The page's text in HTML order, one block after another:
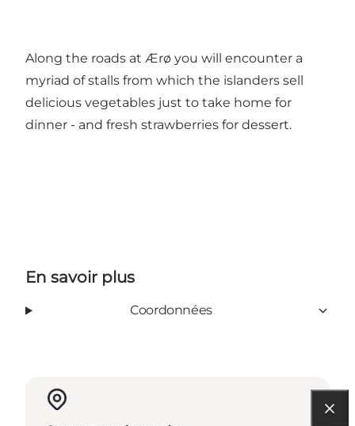
Along the roads at Ærø you will encounter a
myriad of stalls from which the islanders sell
delicious vegetables just to take home for
dinner - and fresh strawberries for dessert.
En savoir plus
Coordonnées